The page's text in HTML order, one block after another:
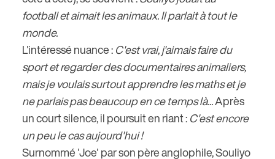
football et aimait les animaux. Il parlait à tout le
monde.
L'intéressé nuance :C'est vrai, j'aimais faire du
sport et regarder des documentaires animaliers,
mais je voulais surtout apprendre les maths et je
ne parlais pas beaucoup en ce temps là...Après
un court silence, il poursuit en riant :C'est encore
un peu le cas aujourd'hui !
Surnommé 'Joe' par son père anglophile, Souliyo